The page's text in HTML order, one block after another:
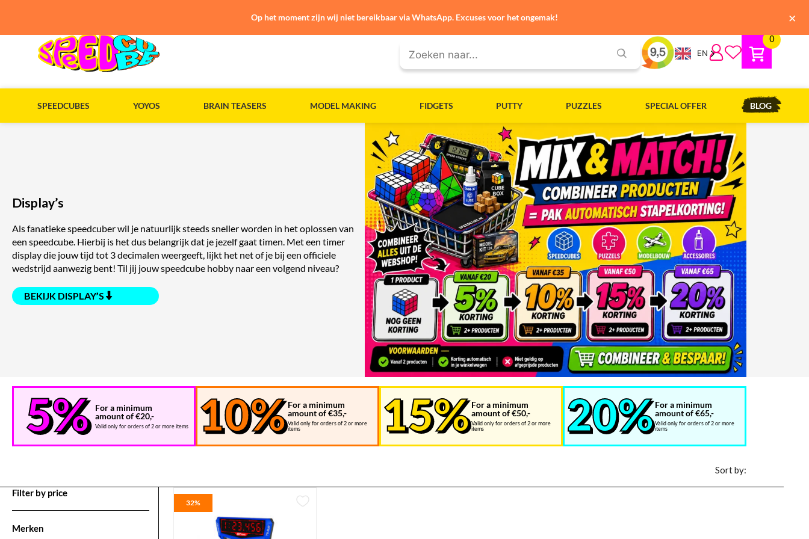
EN
0
SPEEDCUBES YOYOS BRAIN TEASERS MODEL MAKING FIDGETS PUTTY PUZZLES SPECIAL OFFER BLOG
Display’s
Als fanatieke speedcuber wil je natuurlijk steeds sneller worden in het oplossen van
een speedcube. Hierbij is het dus belangrijk dat je jezelf gaat timen. Met een timer
display die jouw tijd tot 3 decimalen weergeeft, lijkt het net of je bij een officiele
wedstrijd aanwezig bent! Til jij jouw speedcube hobby naar een volgend niveau?
BEKIJK DISPLAY’S
For a minimum
amount of €20,-
Valid only for orders of 2 or more items
For a minimum
amount of €35,-
Valid only for orders of 2 or more
items
For a minimum
amount of €50,-
Valid only for orders of 2 or more
items
For a minimum
amount of €65,-
Valid only for orders of 2 or more
items
Sort by:
Filter by price
Merken
32%
Op het moment zijn wij niet bereikbaar via WhatsApp. Excuses voor het ongemak! ×